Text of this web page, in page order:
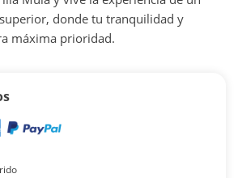
donde tu tranquilidad y
máxima prioridad.